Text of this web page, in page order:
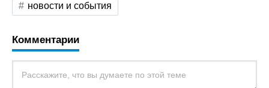
новости и события
Комментарии